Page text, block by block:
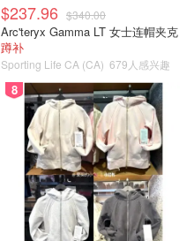
$237.96 $340.00
Arc'teryx Gamma LT 女士连帽夹克
蹲补
Sporting Life CA (CA) 679人感兴趣
8